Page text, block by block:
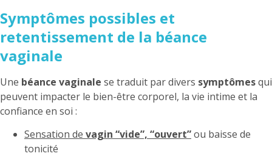
Symptômes possibles et
retentissement de la béance
vaginale
Une béance vaginale se traduit par divers symptômesqui
peuvent impacter le bien-être corporel, la vie intime et la
confiance en soi :
Sensation de vagin “vide”, “ouvert”ou baisse de
tonicité